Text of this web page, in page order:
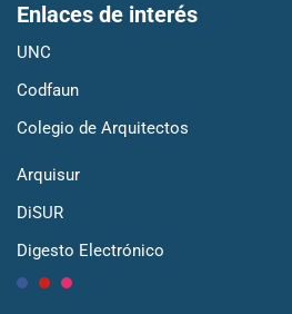
Enlaces de interés
UNC
Codfaun
Colegio de Arquitectos
Arquisur
DiSUR
Digesto Electrónico